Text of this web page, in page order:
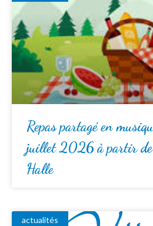
Repas partagé en
juillet 2026 à partir de
Halle
actualités